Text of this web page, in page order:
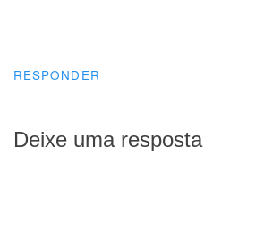
RESPONDER
Deixe uma resposta